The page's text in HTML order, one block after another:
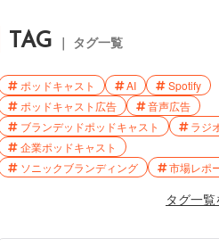
TAG ｜ タグ一覧
ポッドキャスト AI
Spotify
ポッドキャスト広告
音声広告
ブランデッドポッドキャスト
ラジ
企業ポッドキャスト
ソニックブランディング
市場レポ
タグ一覧